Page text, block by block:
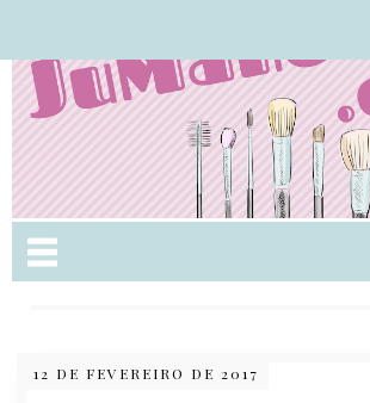
12 DE FEVEREIRO DE 2017